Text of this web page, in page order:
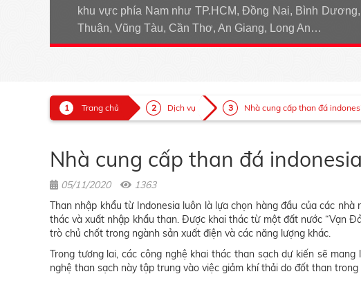
khu vực phía Nam như TP.HCM, Đồng Nai, Bình
Thuận, Vũng Tàu, Cần Thơ, An Giang, Long An…
Trang chủ Dịch vụ Nhà cung cấp than đá
Nhà cung cấp than đá
05/11/2020
1363
Than nhập khẩu từ Indonesia luôn là lựa chọn hàng đầu của các
thác và xuất nhập khẩu than. Được khai thác từ một đất nước “Vạn
trò chủ chốt trong ngành sản xuất điện và các năng lượng khác.
Trong tương lai, các công nghệ khai thác than sạch dự kiến ​​sẽ
nghệ than sạch này tập trung vào việc giảm khí thải do đốt than